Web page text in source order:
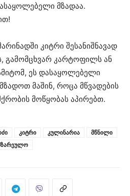
მზადაა.
კიტრი შესანიშნავად
გამომცხვარ კარტოფილს ან
ეს დასაყოლებელი
მაშინ, როცა მწვადების
მოწყობას აპირებთ.
კიტრი კულინარია
მწნილი